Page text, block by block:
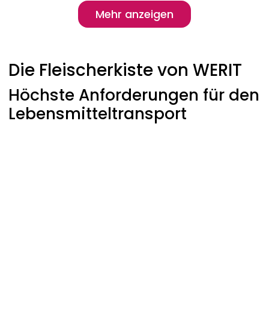
Pagination
Mehr anzeigen
Mehr anzeigen
Die Fleischerkiste von WERIT
Höchste Anforderungen für den
Lebensmitteltransport